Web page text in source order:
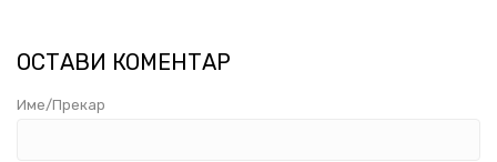
ОСТАВИ КОМЕНТАР
Име/Прекар